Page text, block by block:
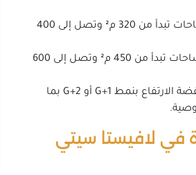
توين هاوس بمساحات تبدأ من 320 م² وتصل إلى 400
فلل مستقلة بمساحات تبدأ من 450 م² وتصل إلى 600
أغلب المباني منخفضة الارتفاع بنمط G+1 أو G+2 بما
في لافيستا سيتي